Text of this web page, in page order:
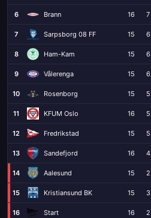
6 Brann 16 7
7 Sarpsborg 08 FF 15 6
8 Ham-Kam 15 6
9 Vålerenga 15 6
10 Rosenborg 15 5
11 KFUM Oslo 16 5
12 Fredrikstad 15 5
13 Sandefjord 16 4
14 Aalesund 15 2
15 Kristiansund BK 15 3
16 Start 16 2